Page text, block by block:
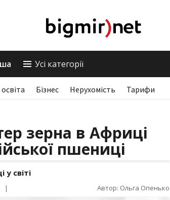
Усі категорії
Бізнес Нерухомість Тарифи
зерна в Африці
пшениці
світі
| Автор: Ольга Опенько